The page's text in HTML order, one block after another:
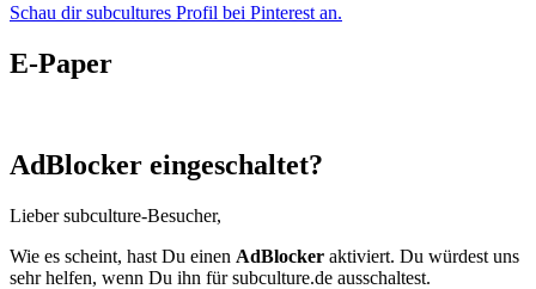
Schau dir subcultures Profil bei Pinterest an.
E-Paper
AdBlocker eingeschaltet?
Lieber subculture-Besucher,
Wie es scheint, hast Du einen AdBlocker aktiviert. Du würdest uns
sehr helfen, wenn Du ihn für subculture.de ausschaltest.